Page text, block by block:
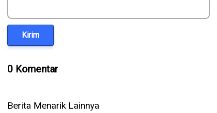
Kirim
0 Komentar
Berita Menarik Lainnya